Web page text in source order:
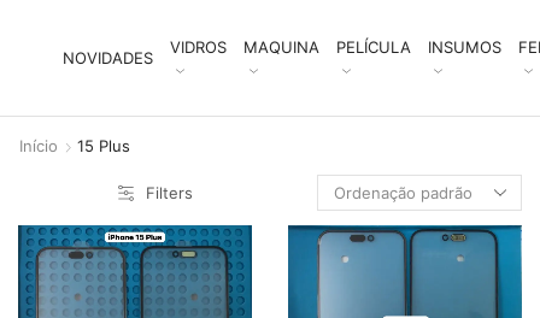
NOVIDADES
VIDROS MAQUINA PELÍCULA INSUMOS
Início 15 Plus
Filters